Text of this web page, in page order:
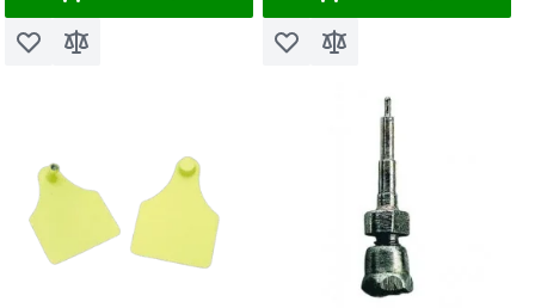
Dodaj u listu želja
Dodaj za poređenje Dodaj u listu želja
Dodaj za poređenje